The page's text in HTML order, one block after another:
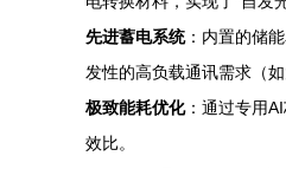
先进蓄电系统：内置的储
发性的高负载通讯需求（
极致能耗优化：通过专用
效比。